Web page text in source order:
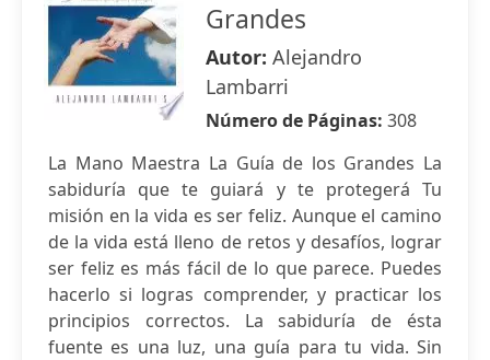
Grandes
Autor: Alejandro
Lambarri
Número de Páginas: 308
La Mano Maestra La Guía de los Grandes La
sabiduría que te guiará y te protegerá Tu
misión en la vida es ser feliz. Aunque el camino
de la vida está lleno de retos y desafíos, lograr
ser feliz es más fácil de lo que parece. Puedes
hacerlo si logras comprender, y practicar los
principios correctos. La sabiduría de ésta
fuente es una luz, una guía para tu vida. Sin